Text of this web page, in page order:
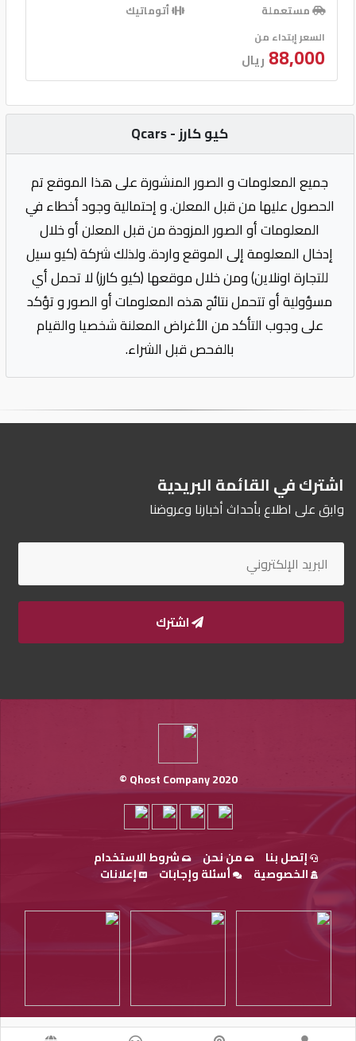
مستعملة
أتوماتيك
السعر إبتداء من
88,000 ريال
كيو كارز - Qcars
جميع المعلومات و الصور المنشورة على هذا الموقع تم
الحصول عليها من قبل المعلن. و إحتمالية وجود أخطاء في
المعلومات أو الصور المزودة من قبل المعلن أو خلال
إدخال المعلومة إلى الموقع واردة. ولذلك شركة (كيو سيل
للتجارة اونلاين) ومن خلال موقعها (كيو كارز) لا تحمل أي
مسؤولية أو تتحمل نتائج هذه المعلومات أو الصور و تؤكد
على وجوب التأكد من الأغراض المعلنة شخصيا والقيام
بالفحص قبل الشراء.
اشترك في القائمة البريدية
وابق على اطلاع بأحداث أخبارنا وعروضنا
اشترك
Qhost Company 2020 ©
إتصل بنا من نحن
شروط الاستخدام
الخصوصية
أسئلة وإجابات إعلانات